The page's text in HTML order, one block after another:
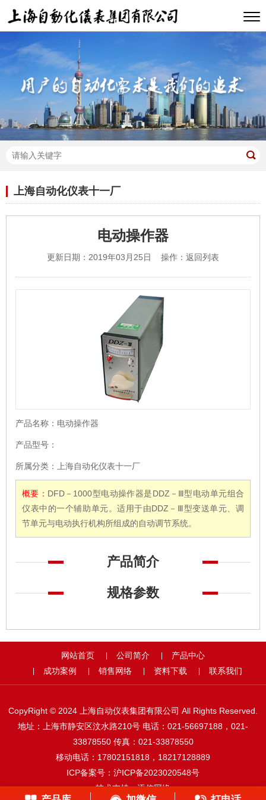
上海自动化仪表十一厂
电动操作器
更新日期：2019年03月25日 操作： 返回列表
产品名称： 电动操作器
产品型号：
所属分类： 上海自动化仪表十一厂
概要： DFD－1000型电动操作器是DDZ－Ⅲ型电动单元组合
仪表中的一个辅助单元。适用于由DDZ－Ⅲ型变送单元、调
节单元与电动执行机构所组成的自动调节系统。
产品简介
规格参数
网站首页 | 公司简介 | 产品中心
| 成功案例 | 销售网络 | 资料下载 | 联系我们
CopyRight © 2024 上海自动仪表集团有限公司 All Rights Reserved.
地址：上海市静安区汶水路210号 电话：021-56697188，021-
33878550 传真：021-33878550
移动电话：17802151818，18217128889
ICP备案号： 沪ICP备2023020548号
技术支持：添信网络